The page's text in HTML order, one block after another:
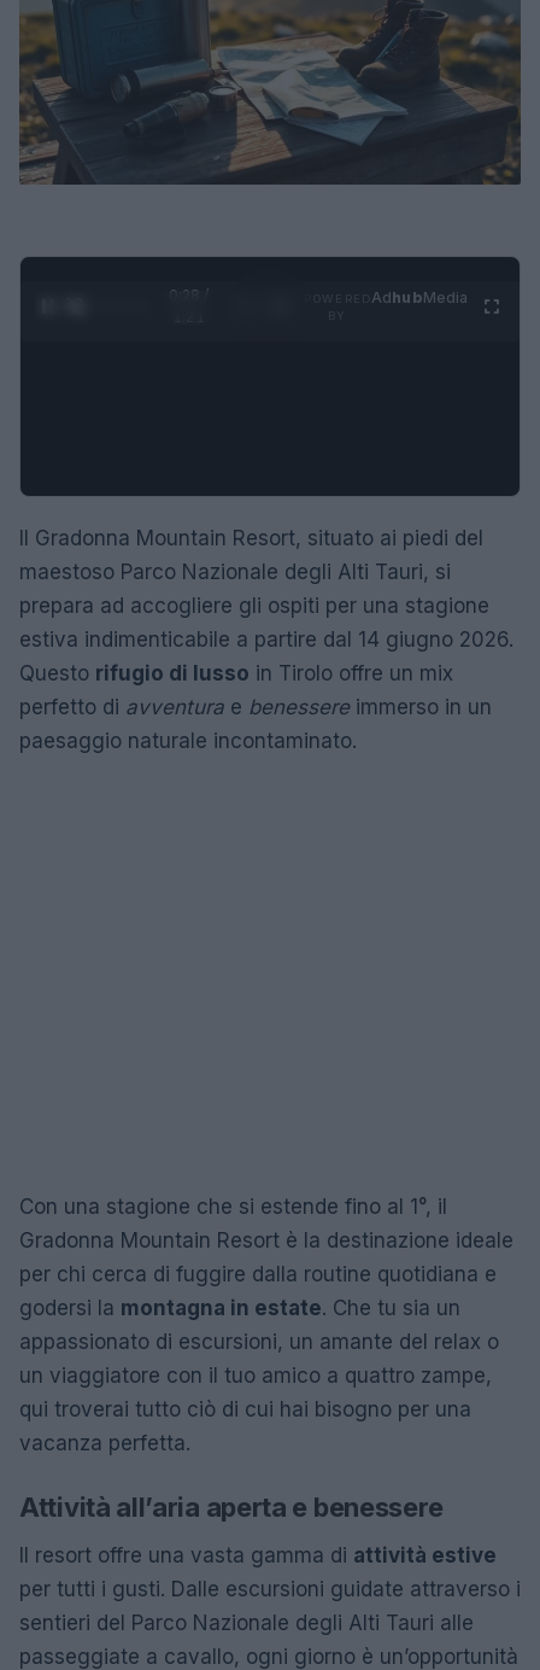
0:29 /
AdhubMedia
Il Gradonna Mountain Resort, situato ai piedi del
maestoso Parco Nazionale degli Alti Tauri, si
prepara ad accogliere gli ospiti per una stagione
estiva indimenticabile a partire dal 14 giugno 2026.
Questo rifugio di lusso in Tirolo offre un mix
perfetto di avventura e benessereimmerso in un
paesaggio naturale incontaminato.
Con una stagione che si estende fino al 1°, il
Gradonna Mountain Resort è la destinazione ideale
per chi cerca di fuggire dalla routine quotidiana e
godersi la montagna in estate. Che tu sia un
appassionato di escursioni, un amante del relax o
un viaggiatore con il tuo amico a quattro zampe,
qui troverai tutto ciò di cui hai bisogno per una
vacanza perfetta.
Attività all’aria aperta e benessere
Il resort offre una vasta gamma di attività estive
per tutti i gusti. Dalle escursioni guidate attraverso i
sentieri del Parco Nazionale degli Alti Tauri alle
passeggiate a cavallo, ogni giorno è un’opportunità